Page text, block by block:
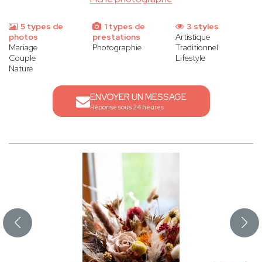
5 types de
photos
Mariage
Couple
Nature
1 types de
prestations
Photographie
3 styles
Artistique
Traditionnel
Lifestyle
ENVOYER UN MESSAGE
Réponse sous 24 heures